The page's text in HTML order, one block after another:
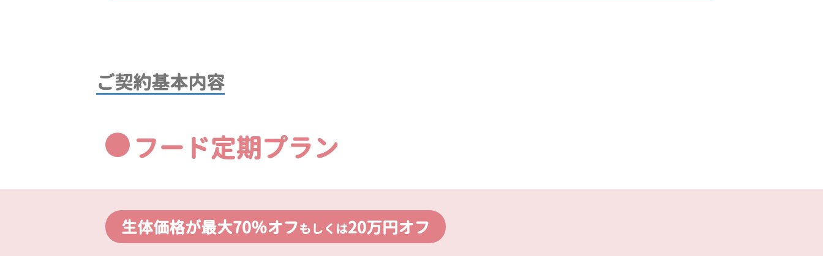
ご契約基本内容
フード定期プラン
生体価格が最大70％オフもしくは20万円オフ